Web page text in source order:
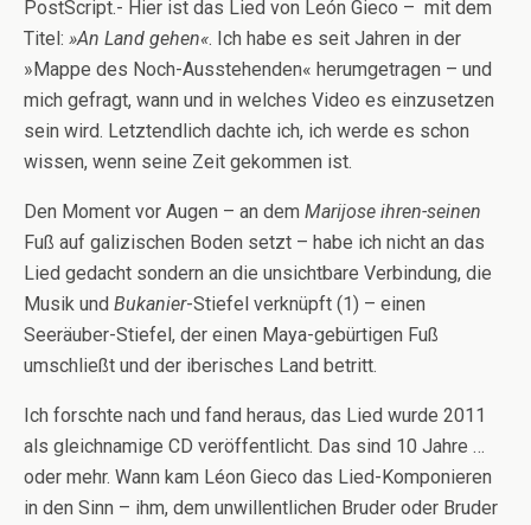
PostScript.- Hier ist das Lied von León Gieco – mit dem
Titel: »An Land gehen«. Ich habe es seit Jahren in der
»Mappe des Noch-Ausstehenden« herumgetragen – und
mich gefragt, wann und in welches Video es einzusetzen
sein wird. Letztendlich dachte ich, ich werde es schon
wissen, wenn seine Zeit gekommen ist.
Den Moment vor Augen – an dem Marijose ihren-seinen
Fuß auf galizischen Boden setzt – habe ich nicht an das
Lied gedacht sondern an die unsichtbare Verbindung, die
Musik und Bukanier-Stiefel verknüpft (1) – einen
Seeräuber-Stiefel, der einen Maya-gebürtigen Fuß
umschließt und der iberisches Land betritt.
Ich forschte nach und fand heraus, das Lied wurde 2011
als gleichnamige CD veröffentlicht. Das sind 10 Jahre …
oder mehr. Wann kam Léon Gieco das Lied-Komponieren
in den Sinn – ihm, dem unwillentlichen Bruder oder Bruder